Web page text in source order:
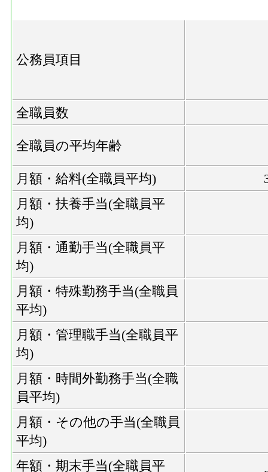
公務員項目
全職員数
全職員の平均年齢
月額・給料(全職員平均)
月額・扶養手当(全職員平
均)
月額・通勤手当(全職員平
均)
月額・特殊勤務手当(全職員
平均)
月額・管理職手当(全職員平
均)
月額・時間外勤務手当(全職
員平均)
月額・その他の手当(全職員
平均)
年額・期末手当(全職員平